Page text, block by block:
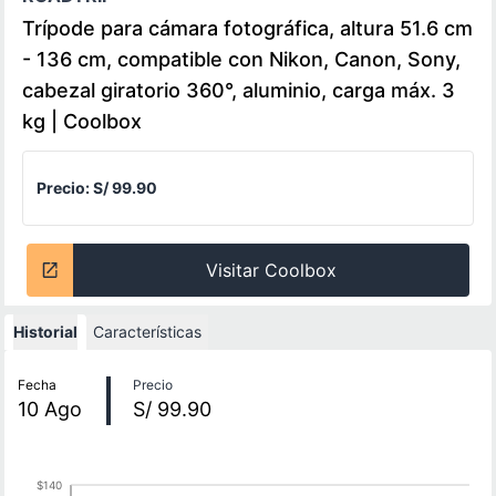
Trípode para cámara fotográfica, altura 51.6 cm
- 136 cm, compatible con Nikon, Canon, Sony,
cabezal giratorio 360°, aluminio, carga máx. 3
kg | Coolbox
Precio:S/ 99.90
Visitar Coolbox
Historial Características
Fecha
10 Ago
Precio
S/ 99.90
$140